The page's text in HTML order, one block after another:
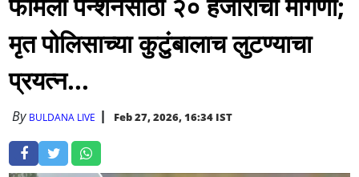
मृत पोलिसाच्या कुटुंबालाच लुटण्याचा
प्रयत्न...
By BULDANA LIVE Feb 27, 2026, 16:34 IST